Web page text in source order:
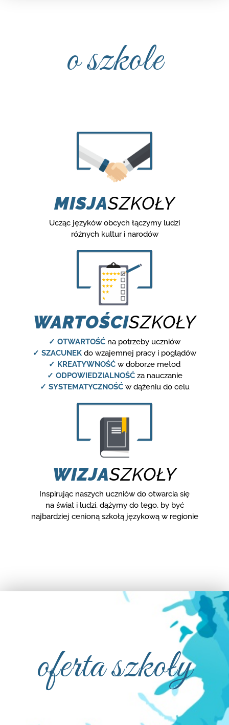
o szkole
MISJASZKOŁY
Ucząc języków obcych łączymy ludzi
różnych kultur i narodów
WARTOŚCISZKOŁY
✓ OTWARTOŚĆ na potrzeby uczniów
✓ SZACUNEK do wzajemnej pracy i poglądów
✓ KREATYWNOŚĆ w doborze metod
✓ ODPOWIEDZIALNOŚĆza nauczanie
✓ SYSTEMATYCZNOŚĆw dążeniu do celu
WIZJASZKOŁY
Inspirując naszych uczniów do otwarcia się
na świat i ludzi, dążymy do tego, by być
najbardziej cenioną szkołą językową w regionie
oferta szkoły